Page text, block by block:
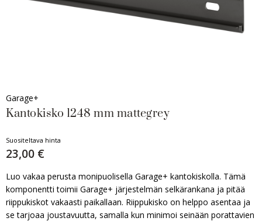
Garage+
Kantokisko 1248 mm mattegrey
Suositeltava hinta
23,00 €
Luo vakaa perusta monipuolisella Garage+ kantokiskolla. Tämä
komponentti toimii Garage+ järjestelmän selkärankana ja pitää
riippukiskot vakaasti paikallaan. Riippukisko on helppo asentaa ja
se tarjoaa joustavuutta, samalla kun minimoi seinään porattavien